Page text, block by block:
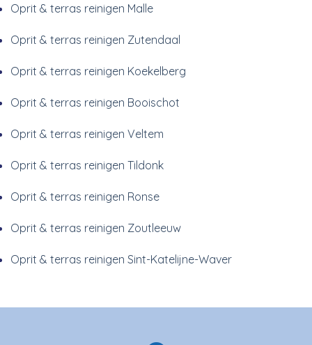
Oprit & terras reinigen Malle
Oprit & terras reinigen Zutendaal
Oprit & terras reinigen Koekelberg
Oprit & terras reinigen Booischot
Oprit & terras reinigen Veltem
Oprit & terras reinigen Tildonk
Oprit & terras reinigen Ronse
Oprit & terras reinigen Zoutleeuw
Oprit & terras reinigen Sint-Katelijne-Waver